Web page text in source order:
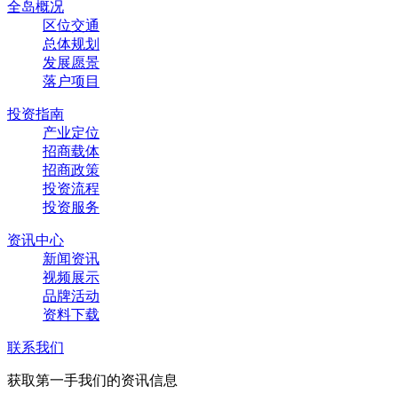
全岛概况
区位交通
总体规划
发展愿景
落户项目
投资指南
产业定位
招商载体
招商政策
投资流程
投资服务
资讯中心
新闻资讯
视频展示
品牌活动
资料下载
联系我们
获取第一手我们的资讯信息